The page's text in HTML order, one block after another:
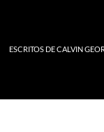
ESCRITOS DE CALVIN